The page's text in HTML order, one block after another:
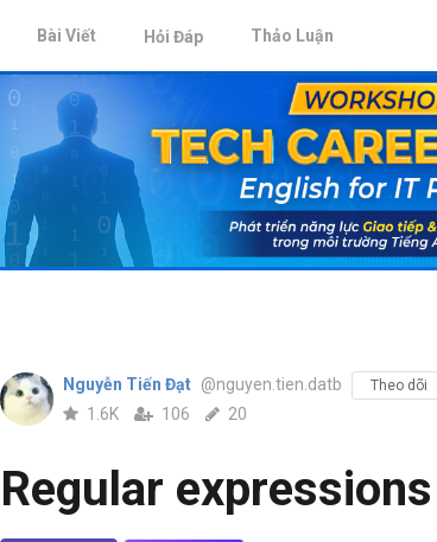
Bài Viết Hỏi Đáp Thảo Luận
Nguyễn Tiến Đạt @nguyen.tien.datb Theo dõi
1.6K 106 20
Regular